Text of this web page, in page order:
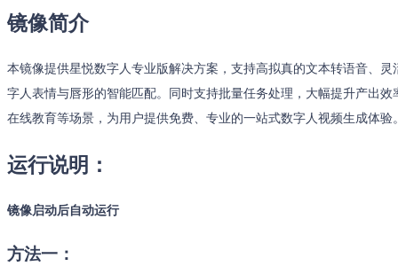
镜像简介
本镜像提供星悦数字人专业版解决方案，支持高拟真的文本转语音、
字人表情与唇形的智能匹配。同时支持批量任务处理，大幅提升产出
在线教育等场景，为用户提供免费、专业的一站式数字人视频生成体验
运行说明：
镜像启动后自动运行
方法一：